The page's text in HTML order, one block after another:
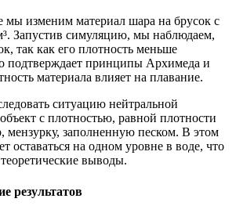
мы изменим материал шара на брусок с
Запустив симуляцию, мы наблюдаем,
так как его плотность меньше
подтверждает принципы Архимеда и
материала влияет на плавание.
ситуацию нейтральной
с плотностью, равной плотности
мензурку, заполненную песком. В этом
оставаться на одном уровне в воде, что
выводы.
результатов